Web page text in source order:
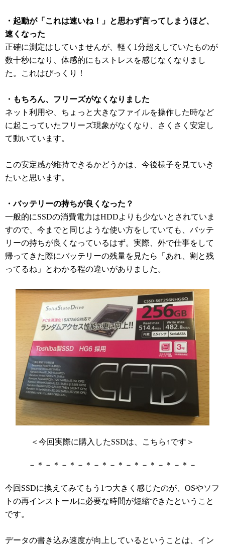
・起動が「これは速いね！」と思わず言ってしまうほど、
速くなった
正確に測定はしていませんが、軽く1分超えしていたものが
数十秒になり、体感的にもストレスを感じなくなりまし
た。これはびっくり！
・もちろん、フリーズがなくなりました
ネット利用や、ちょっと大きなファイルを操作した時など
に起こっていたフリーズ現象がなくなり、さくさく安定し
て動いています。
この安定感が維持できるかどうかは、今後様子を見ていき
たいと思います。
・バッテリーの持ちが良くなった？
一般的にSSDの消費電力はHDDよりも少ないとされていま
すので、今までと同じような使い方をしていても、バッテ
リーの持ちが良くなっているはず。実際、外で仕事をして
帰ってきた際にバッテリーの残量を見たら「あれ、割と残
ってるね」とわかる程の違いがありました。
＜今回実際に購入したSSDは、こちら ↑です＞
－＊－＊－＊－＊－＊－＊－＊－＊－＊－＊－
今回SSDに換えてみてもう1つ大きく感じたのが、OSやソフ
トの再インストールに必要な時間が短縮できたということ
です。
データの書き込み速度が向上しているということは、イン